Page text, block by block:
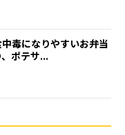
中毒になりやすいお弁当
ポテサ...